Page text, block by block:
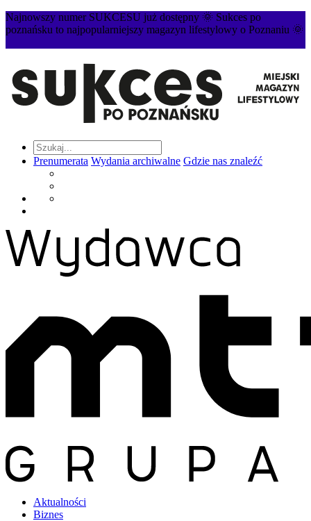
Najnowszy numer SUKCESU już dostępny 🌞 Sukces po
poznańsku to najpopularniejszy magazyn lifestylowy o Poznaniu 🌞
Prenumerata Wydania archiwalne Gdzie nas znaleźć
Aktualności
Biznes